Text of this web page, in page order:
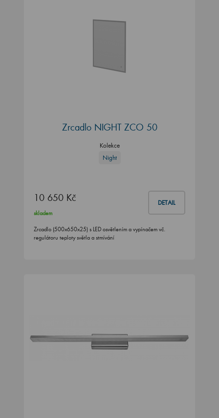
Zrcadlo NIGHT ZCO 50
Kolekce
Night
10 650 Kč DETAIL
skladem
Zrcadlo (500x650x25) s LED osvětlením a vypínačem vč.
regulátoru teploty světla a stmívání